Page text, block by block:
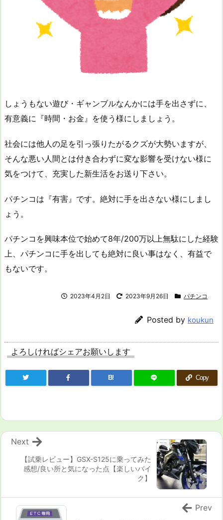
しょうもない遊び・ギャンブルなんかには手を出さずに、
有意義に『時間・お金』を使う様にしましょう。
社会には他人の足を引っ張りたがるクズが大勢いますが、
そんな悪い人間とは付き合わずに変な影響を受けない様に
気をつけて、充実した新生活をお送り下さい。
パチンコは『有害』です。絶対に手を出さない様にしまし
ょう。
パチンコを興味本位で始めて8年/200万以上無駄にした経験
上、パチンコに手を出しても絶対に良い事はなく、有益で
もないです。
2023年4月2日 2023年9月26日 パチンコ
Posted by koukun
よろしければシェアお願いします
B! Copy
【試乗レビュー】GSX-S125に乗ってみた
感想/良い所と気になった点【楽しいバイ
ク】
Next
Prev